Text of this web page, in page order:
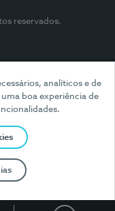
analíticos e de
boa experiência de
reservados.